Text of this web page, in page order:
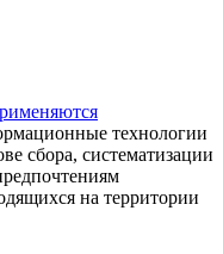
технологии
сбора, систематизации
на территории